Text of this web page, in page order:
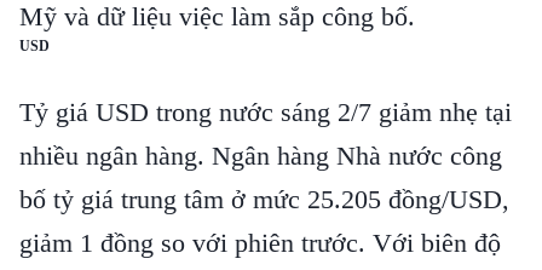
Mỹ và dữ liệu việc làm sắp công bố.
USD
Tỷ giá USD trong nước sáng 2/7 giảm nhẹ tại
nhiều ngân hàng. Ngân hàng Nhà nước công
bố tỷ giá trung tâm ở mức 25.205 đồng/USD,
giảm 1 đồng so với phiên trước. Với biên độ